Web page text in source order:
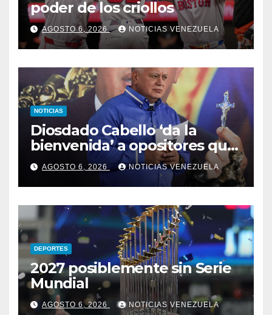
poder de los criollos
AGOSTO 6, 2026 NOTICIAS VENEZUELA
NOTICIAS
Diosdado Cabello ‘da la
bienvenida’ a opositores que
llegaron al país para diálogo
con el gobierno
AGOSTO 6, 2026 NOTICIAS VENEZUELA
DEPORTES
2027 posiblemente sin Serie
Mundial
AGOSTO 6, 2026 NOTICIAS VENEZUELA